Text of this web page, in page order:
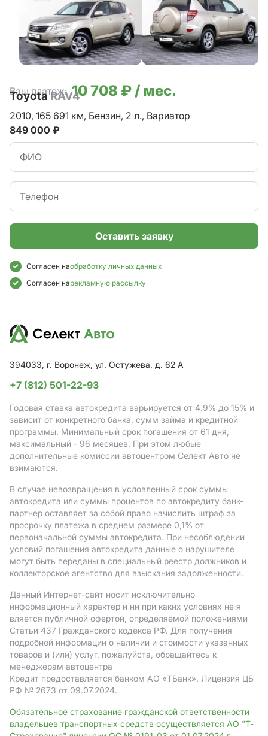
Ваш платеж: 10 708 ₽ / мес.
Оставить заявку
Согласен наобработку личных данных
Согласен нарекламную рассылку
ToyotaRAV4
2010, 165 691 км, Бензин, 2 л., Вариатор
849 000 ₽
394033, г. Воронеж, ул. Остужева, д. 62 А
+7 (812) 501-22-93
Годовая ставка автокредита варьируется от 4.9% до 15% и
зависит от конкретного банка, сумм займа и кредитной
программы. Минимальный срок погашения от 61 дня,
максимальный - 96 месяцев. При этом любые
дополнительные комиссии автоцентром Селект Авто не
взимаются.
В случае невозвращения в условленный срок суммы
автокредита или суммы процентов по автокредиту банк-
партнер оставляет за собой право начислить штраф за
просрочку платежа в среднем размере 0,1% от
первоначальной суммы автокредита. При несоблюдении
условий погашения автокредита данные о нарушителе
могут быть переданы в специальный реестр должников и
коллекторское агентство для взыскания задолженности.
Данный Интернет-сайт носит исключительно
информационный характер и ни при каких условиях не я
вляется публичной офертой, определяемой положениями
Статьи 437 Гражданского кодекса РФ. Для получения
подробной информации о наличии и стоимости указанных
товаров и (или) услуг, пожалуйста, обращайтесь к
менеджерам автоцентра
Кредит предоставляется банком АO «ТБанк». Лицензия ЦБ
РФ № 2673 от 09.07.2024.
Обязательное страхование гражданской ответственности
владельцев транспортных средств осуществляется АО "Т-